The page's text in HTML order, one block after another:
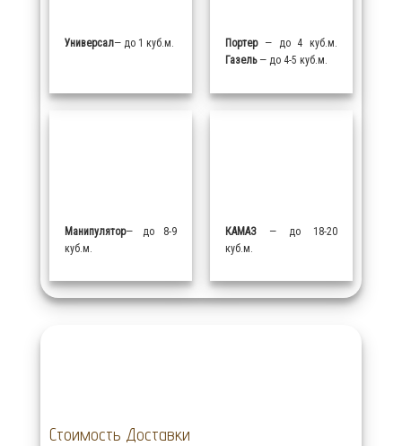
Универсал— до 1 куб.м. Портер — до 4 куб.м.
Газель— до 4-5 куб.м.
Манипулятор— до 8-9
куб.м.
КАМАЗ— до 18-20
куб.м.
Стоимость Доставки